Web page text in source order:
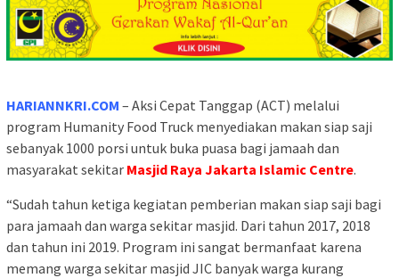
HARIANNKRI.COM – Aksi Cepat Tanggap (ACT) melalui
program Humanity Food Truck menyediakan makan siap saji
sebanyak 1000 porsi untuk buka puasa bagi jamaah dan
masyarakat sekitar Masjid Raya Jakarta Islamic Centre.
“Sudah tahun ketiga kegiatan pemberian makan siap saji bagi
para jamaah dan warga sekitar masjid. Dari tahun 2017, 2018
dan tahun ini 2019. Program ini sangat bermanfaat karena
memang warga sekitar masjid JIC banyak warga kurang